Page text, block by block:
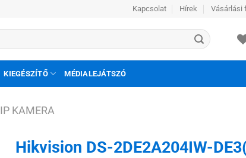
Kapcsolat Hírek Vásárlási
KIEGÉSZÍTŐ MÉDIALEJÁTSZÓ
IP KAMERA
Hikvision DS-2DE2A204IW-